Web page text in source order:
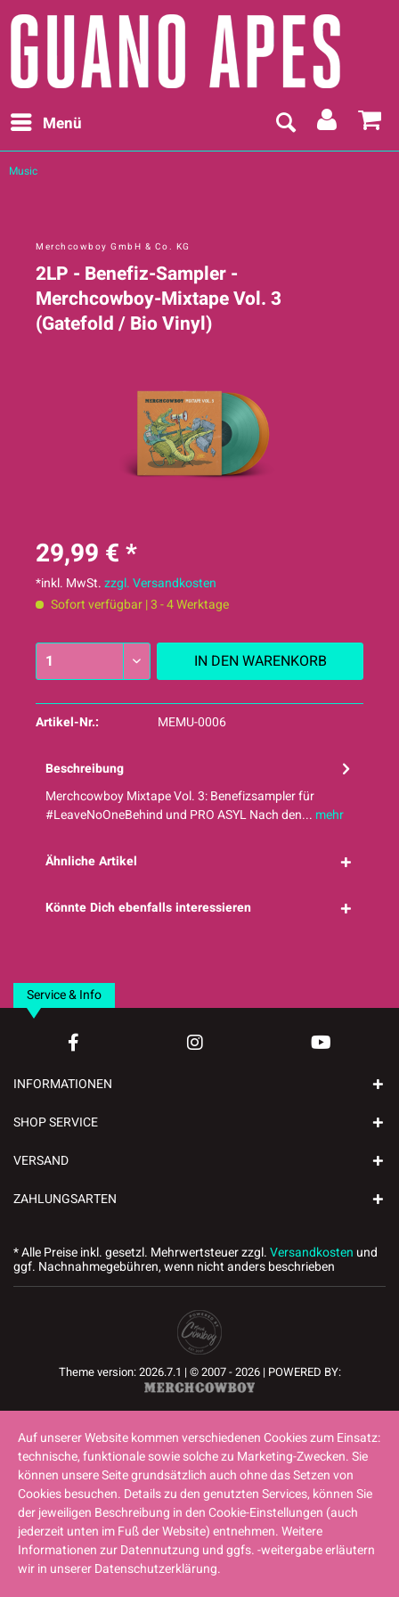
Menü
Music
Merchcowboy GmbH & Co. KG
2LP - Benefiz-Sampler -
Merchcowboy-Mixtape Vol. 3
(Gatefold / Bio Vinyl)
29,99 € *
*inkl. MwSt.zzgl. Versandkosten
Sofort verfügbar | 3 - 4 Werktage
IN DEN WARENKORB
Artikel-Nr.: MEMU-0006
Beschreibung
Merchcowboy Mixtape Vol. 3: Benefizsampler für
#LeaveNoOneBehind und PRO ASYL Nach den... mehr
Ähnliche Artikel
Könnte Dich ebenfalls interessieren
Service & Info
INFORMATIONEN
SHOP SERVICE
VERSAND
ZAHLUNGSARTEN
* Alle Preise inkl. gesetzl. Mehrwertsteuer zzgl.Versandkosten und
ggf. Nachnahmegebühren, wenn nicht anders beschrieben
Theme version: 2026.7.1 | © 2007 - 2026 | POWERED BY:
Auf unserer Website kommen verschiedenen Cookies zum Einsatz:
technische, funktionale sowie solche zu Marketing-Zwecken. Sie
können unsere Seite grundsätzlich auch ohne das Setzen von
Cookies besuchen. Details zu den genutzten Services, können Sie
der jeweiligen Beschreibung in den Cookie-Einstellungen (auch
jederzeit unten im Fuß der Website) entnehmen. Weitere
Informationen zur Datennutzung und ggfs. -weitergabe erläutern
wir in unserer Datenschutzerklärung.